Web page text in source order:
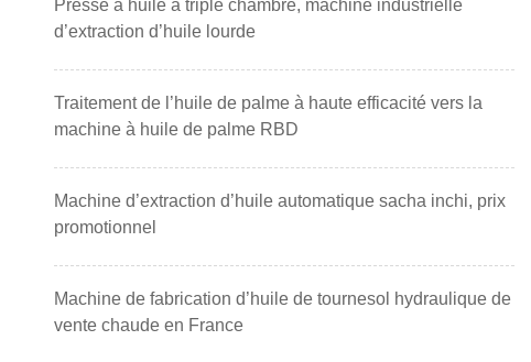
Presse à huile à triple chambre, machine industrielle
d’extraction d’huile lourde
Traitement de l’huile de palme à haute efficacité vers la
machine à huile de palme RBD
Machine d’extraction d’huile automatique sacha inchi, prix
promotionnel
Machine de fabrication d’huile de tournesol hydraulique de
vente chaude en France